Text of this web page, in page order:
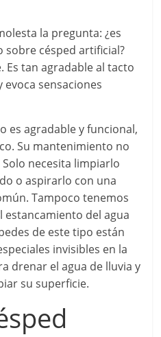
la pregunta: ¿es
sobre césped artificial?
Es tan agradable al tacto
sensaciones
es agradable y funcional,
Su mantenimiento no
necesita limpiarlo
o aspirarlo con una
Tampoco tenemos
del agua
de este tipo están
invisibles en la
drenar el agua de lluvia y
su superficie.